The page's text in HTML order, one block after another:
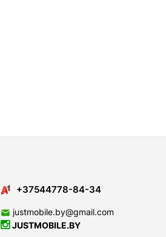
+37544778-84-34
justmobile.by@gmail.com
JUSTMOBILE.BY